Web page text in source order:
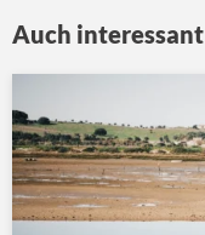
Auch interessant